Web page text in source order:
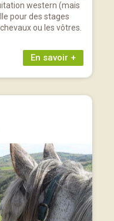
western (mais
pour des stages
ou les vôtres.
En savoir +